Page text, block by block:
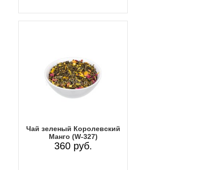
Чай зеленый Королевский
Манго (W-327)
360 руб.